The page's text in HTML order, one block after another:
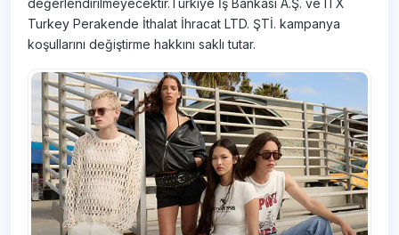
değerlendirilmeyecektir.Türkiye İş Bankası A.Ş. ve ITX
Turkey Perakende İthalat İhracat LTD. ŞTİ. kampanya
koşullarını değiştirme hakkını saklı tutar.